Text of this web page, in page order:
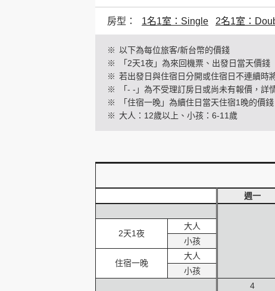
房型： 1名1室：Single 2名1室：
※ 以下為每位旅客/新台幣的價錢
※
「2天1夜」為來回機票、出發日當天價錢
※ 若出發日與住宿日分開或住宿日不連續時
※
「- -」為不受理訂房日或尚未有報價，詳
※
「住宿一晚」為續住日當天住宿1晚的價錢
※ 大人：12歲以上、小孩：6-11歲
2天1夜
大人
小孩
住宿一晚
大人
小孩
週一
4